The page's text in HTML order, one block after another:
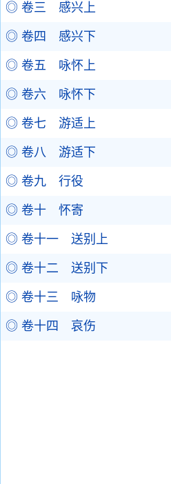
◎ 卷三 感兴上
◎ 卷四 感兴下
◎ 卷五 咏怀上
◎ 卷六 咏怀下
◎ 卷七 游适上
◎ 卷八 游适下
◎ 卷九 行役
◎ 卷十 怀寄
◎ 卷十一 送别上
◎ 卷十二 送别下
◎ 卷十三 咏物
◎ 卷十四 哀伤